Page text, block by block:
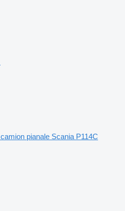
camion pianale Scania P114C